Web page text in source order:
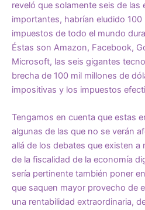
reveló que solamente seis de las
importantes, habrían eludido
impuestos de todo el mundo
Éstas son Amazon, Facebook,
Microsoft, las seis gigantes
brecha de 100 mil millones de
impositivas y los impuestos
Tengamos en cuenta que estas
algunas de las que no se verán
allá de los debates que existen a
de la fiscalidad de la economía
sería pertinente también poner
que saquen mayor provecho de
una rentabilidad extraordinaria,